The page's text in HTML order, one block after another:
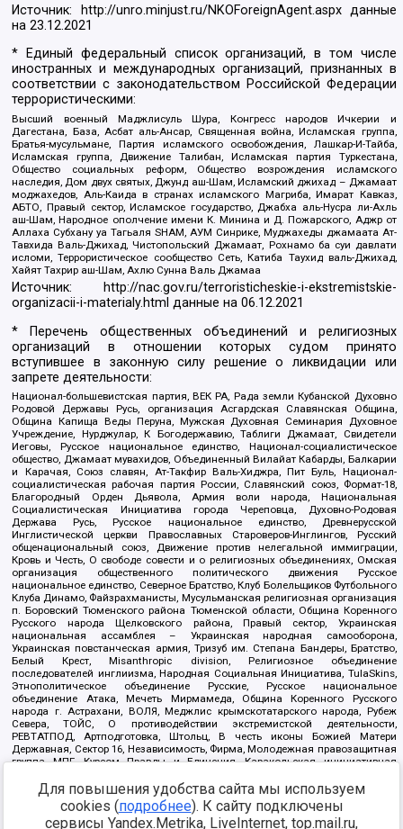
Источник: http://unro.minjust.ru/NKOForeignAgent.aspxданные
на23.12.2021
* Единый федеральный список организаций, в том числе
иностранных и международных организаций, признанных в
соответствии с законодательством Российской Федерации
террористическими:
Высший военный Маджлисуль Шура, Конгресс народов Ичкерии и
Дагестана, База, Асбат аль-Ансар, Священная война, Исламская группа,
Братья-мусульмане, Партия исламского освобождения, Лашкар-И-Тайба,
Исламская группа, Движение Талибан, Исламская партия Туркестана,
Общество социальных реформ, Общество возрождения исламского
наследия, Дом двух святых, Джунд аш-Шам, Исламский джихад – Джамаат
моджахедов, Аль-Каида в странах исламского Магриба, Имарат Кавказ,
АБТО, Правый сектор, Исламское государство, Джабха аль-Нусра ли-Ахль
аш-Шам, Народное ополчение имени К. Минина и Д. Пожарского, Аджр от
Аллаха Субхану уа Тагьаля SHAM, АУМ Синрике, Муджахеды джамаата Ат-
Тавхида Валь-Джихад, Чистопольский Джамаат, Рохнамо ба суи давлати
исломи, Террористическое сообщество Сеть, Катиба Таухид валь-Джихад,
Хайят Тахрир аш-Шам, Ахлю Сунна Валь Джамаа
Источник:
http://nac.gov.ru/terroristicheskie-i-ekstremistskie-
organizacii-i-materialy.html данные на06.12.2021
* Перечень общественных объединений и религиозных
организаций в отношении которых судом принято
вступившее в законную силу решение о ликвидации или
запрете деятельности:
Национал-большевистская партия, ВЕК РА, Рада земли Кубанской Духовно
Родовой Державы Русь, организация Асгардская Славянская Община,
Община Капища Веды Перуна, Мужская Духовная Семинария Духовное
Учреждение, Нурджулар, К Богодержавию, Таблиги Джамаат, Свидетели
Иеговы, Русское национальное единство, Национал-социалистическое
общество, Джамаат мувахидов, Объединенный Вилайат Кабарды, Балкарии
и Карачая, Союз славян, Ат-Такфир Валь-Хиджра, Пит Буль, Национал-
социалистическая рабочая партия России, Славянский союз, Формат-18,
Благородный Орден Дьявола, Армия воли народа, Национальная
Социалистическая Инициатива города Череповца, Духовно-Родовая
Держава Русь, Русское национальное единство, Древнерусской
Инглистической церкви Православных Староверов-Инглингов, Русский
общенациональный союз, Движение против нелегальной иммиграции,
Кровь и Честь, О свободе совести и о религиозных объединениях, Омская
организация общественного политического движения Русское
национальное единство, Северное Братство, Клуб Болельщиков Футбольного
Клуба Динамо, Файзрахманисты, Мусульманская религиозная организация
п. Боровский Тюменского района Тюменской области, Община Коренного
Русского народа Щелковского района, Правый сектор, Украинская
национальная ассамблея – Украинская народная самооборона,
Украинская повстанческая армия, Тризуб им. Степана Бандеры, Братство,
Белый Крест, Misanthropic division, Религиозное объединение
последователей инглиизма, Народная Социальная Инициатива, TulaSkins,
Этнополитическое объединение Русские, Русское национальное
объединение Атака, Мечеть Мирмамеда, Община Коренного Русского
народа г. Астрахани, ВОЛЯ, Меджлис крымскотатарского народа, Рубеж
Севера, ТОЙС, О противодействии экстремистской деятельности,
РЕВТАТПОД, Артподготовка, Штольц, В честь иконы Божией Матери
Державная, Сектор 16, Независимость, Фирма, Молодежная правозащитная
группа МПГ, Курсом Правды и Единения, Каракольская инициативная
Благотворительный пансионат Ак Умут, Русская республика Русь,
Арестантское уголовное единство, Башкорт, Нация и свобода, W.H.С., Фалунь
Дафа, Иртыш Ultras, Русский Патриотический клуб-Новокузнецк/РПК,
Сибирский державный союз, Фонд борьбы с коррупцией, Фонд защиты прав
Для повышения удобства сайта мы используем
cookies (подробнее). К сайту подключены
сервисы Yandex.Metrika, LiveInternet, top.mail.ru,